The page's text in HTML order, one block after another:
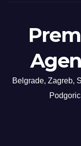
Belgrade, Zagreb,